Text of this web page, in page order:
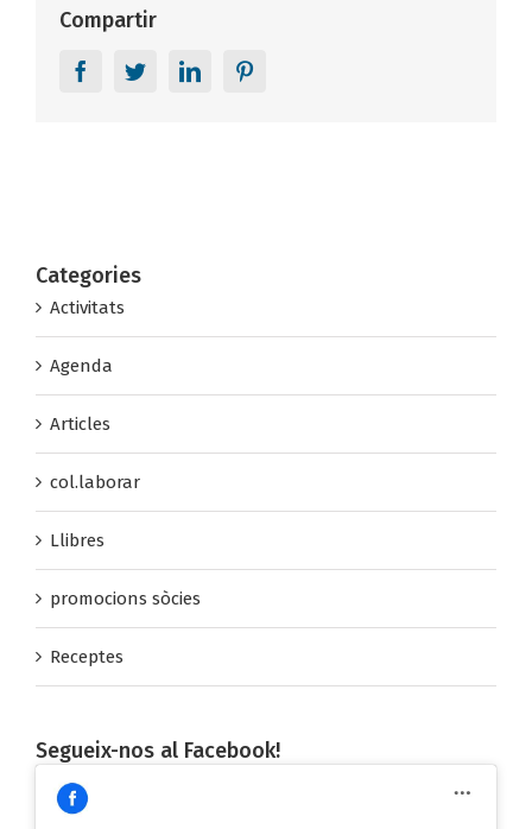
Compartir
FacebookTwitterLinkedIn
Categories
Activitats
Agenda
Articles
col.laborar
Llibres
promocions sòcies
Receptes
Segueix-nos al Facebook!